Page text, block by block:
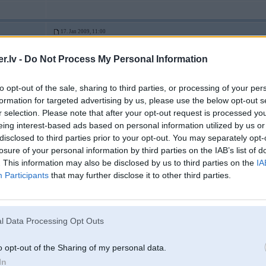
- Do Not Process My Personal Information
opt-out of the sale, sharing to third parties, or processing of your
for targeted advertising by us, please use the below opt-out
selection. Please note that after your opt-out request is processed
interest-based ads based on personal information utilized by us
to third parties prior to your opt-out. You may separately
of your personal information by third parties on the IAB’s list of
This information may also be disclosed by us to third parties on the
Participants that may further disclose it to other third parties.
Data Processing Opt Outs
opt-out of the Sharing of my personal data.
17. Jan 2009, 11:00
visus zobratus gutnus utt!
17. Jan 2009, 11:02
17 Jan 2009, 11:00:22 skrinda rakstīja:
visus zobratus gutnus utt!